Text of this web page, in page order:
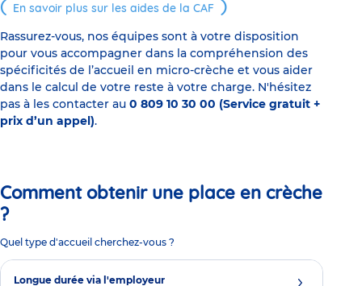
En savoir plus sur les aides de la CAF
Rassurez-vous, nos équipes sont à votre disposition
pour vous accompagner dans la compréhension des
spécificités de l’accueil en micro-crèche et vous aider
dans le calcul de votre reste à votre charge. N'hésitez
pas à les contacter au 0 809 10 30 00 (Service gratuit +
prix d’un appel).
Comment obtenir une place en crèche
?
Quel type d'accueil cherchez-vous ?
Longue durée via l'employeur